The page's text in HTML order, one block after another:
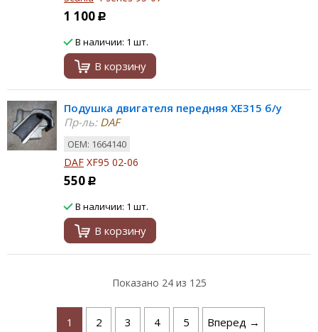
1 100 Р
В наличии: 1 шт.
В корзину
Подушка двигателя передняя XE315 б/у
Пр-ль:DAF
ОЕМ: 1664140
DAF XF95 02-06
550 Р
В наличии: 1 шт.
В корзину
Показано 24из 125
1 2 3 4 5 Вперед →